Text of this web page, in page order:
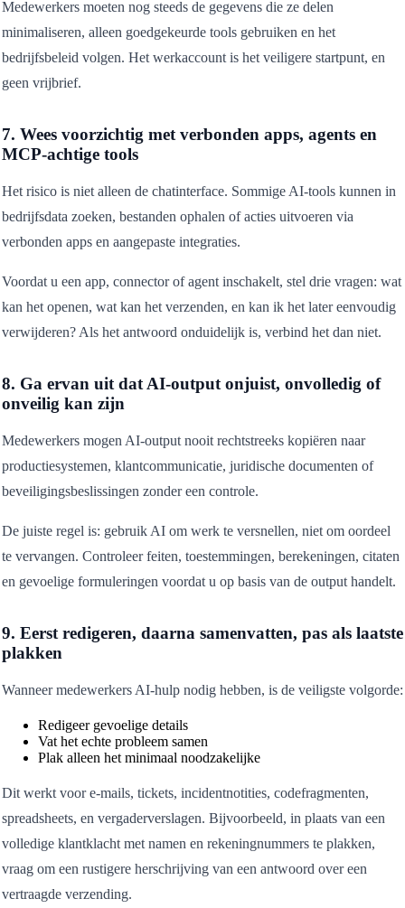
Medewerkers moeten nog steeds de gegevens die ze delen
minimaliseren, alleen goedgekeurde tools gebruiken en het
bedrijfsbeleid volgen. Het werkaccount is het veiligere startpunt, en
geen vrijbrief.
7. Wees voorzichtig met verbonden apps, agents en
MCP-achtige tools
Het risico is niet alleen de chatinterface. Sommige AI-tools kunnen in
bedrijfsdata zoeken, bestanden ophalen of acties uitvoeren via
verbonden apps en aangepaste integraties.
Voordat u een app, connector of agent inschakelt, stel drie vragen: wat
kan het openen, wat kan het verzenden, en kan ik het later eenvoudig
verwijderen? Als het antwoord onduidelijk is, verbind het dan niet.
8. Ga ervan uit dat AI-output onjuist, onvolledig of
onveilig kan zijn
Medewerkers mogen AI-output nooit rechtstreeks kopiëren naar
productiesystemen, klantcommunicatie, juridische documenten of
beveiligingsbeslissingen zonder een controle.
De juiste regel is: gebruik AI om werk te versnellen, niet om oordeel
te vervangen. Controleer feiten, toestemmingen, berekeningen, citaten
en gevoelige formuleringen voordat u op basis van de output handelt.
9. Eerst redigeren, daarna samenvatten, pas als laatste
plakken
Wanneer medewerkers AI-hulp nodig hebben, is de veiligste volgorde:
Redigeer gevoelige details
Vat het echte probleem samen
Plak alleen het minimaal noodzakelijke
Dit werkt voor e-mails, tickets, incidentnotities, codefragmenten,
spreadsheets, en vergaderverslagen. Bijvoorbeeld, in plaats van een
volledige klantklacht met namen en rekeningnummers te plakken,
vraag om een rustigere herschrijving van een antwoord over een
vertraagde verzending.